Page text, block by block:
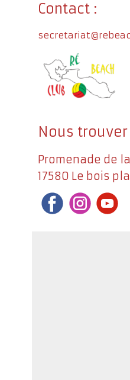
Contact :
Nous trouver
Promenade de
17580 Le bois